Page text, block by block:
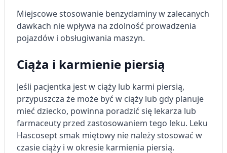
Miejscowe stosowanie benzydaminy w zalecanych
dawkach nie wpływa na zdolność prowadzenia
pojazdów i obsługiwania maszyn.
Ciąża i karmienie piersią
Jeśli pacjentka jest w ciąży lub karmi piersią,
przypuszcza że może być w ciąży lub gdy planuje
mieć dziecko, powinna poradzić się lekarza lub
farmaceuty przed zastosowaniem tego leku. Leku
Hascosept smak miętowy nie należy stosować w
czasie ciąży i w okresie karmienia piersią.
Rozwój i ulepszanie usług
Wykorzystywanie ograniczonych danych do
wyboru treści
Użycie dokładnych danych
geolokalizacyjnych
Identyfikowanie urządzeń na podstawie
aktywnie żądanych informacji
Cele przetwarzania inne niż IAB:
Niezbędne